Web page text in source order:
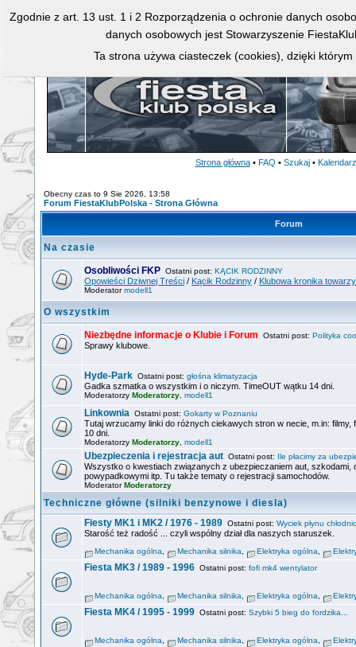
Strona główna • FAQ • Szukaj • Kalendarz
Obecny czas to 9 Sie 2026, 13:58
Forum FiestaKlubPolska - Strona Główna
Forum
Na czasie
Osobliwości FKP Ostatni post: KĄCIK RODZINNY
Opowieści Dziwnej Treści / Kącik Rodzinny / Klubowa kronika
Moderatormodell1
O wszystkim
Niezbędne informacje o Klubie i Forum Ostatni post: Polityka
Sprawy klubowe.
Hyde-Park Ostatni post: głośna klimatyzacja
Gadka szmatka o wszystkim i o niczym. TimeOUT wątku 14 dni.
Moderatorzy Moderatorzy modell1
Linkownia Ostatni post: Gokarty w Poznaniu
Tutaj wrzucamy linki do różnych ciekawych stron w necie, m.in: filmy,
10 dni.
Moderatorzy Moderatorzy modell1
Ubezpieczenia i rejestracja aut Ostatni post: Ile płacimy za
Wszystko o kwestiach związanych z ubezpieczaniem aut, szkodami,
powypadkowymi itp. Tu także tematy o rejestracji samochodów.
ModeratorModeratorzy
Techniczne główne (silniki benzynowe i diesla)
Fiesty MK1 i MK2 / 1976 - 1989 Ostatni post: Wyciek płynu
Starość też radość ... czyli wspólny dział dla naszych staruszek.
Mechanika ogólna Mechanika silnika Elektryka ogólna
Fiesta MK3 / 1989 - 1996 Ostatni post: fofi mk4 wentylator
Mechanika ogólna Mechanika silnika Elektryka ogólna
Fiesta MK4 / 1995 - 1999 Ostatni post: Szybki 5 bieg do fordzika...
Mechanika ogólna Mechanika silnika Elektryka ogólna
Zgodnie z art. 13 ust. 1 i 2 Rozporządzenia o ochronie danych
danych osobowych jest Stowarzyszenie
Ta strona używa ciasteczek (cookies), dzięki